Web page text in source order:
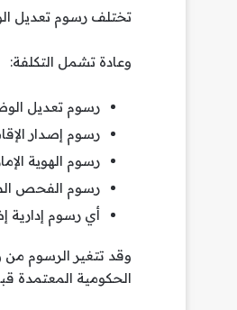
تختلف رسوم تعديل
وعادة تشمل التكلفة:
رسوم تعديل
رسوم إصدار
رسوم الهوية
رسوم الفحص
أي رسوم إدارية
وقد تتغير الرسوم من
الحكومية المعتمدة